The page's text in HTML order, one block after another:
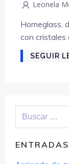
Leonela
Homeglass,
con cristales
SEGUIR
Buscar: